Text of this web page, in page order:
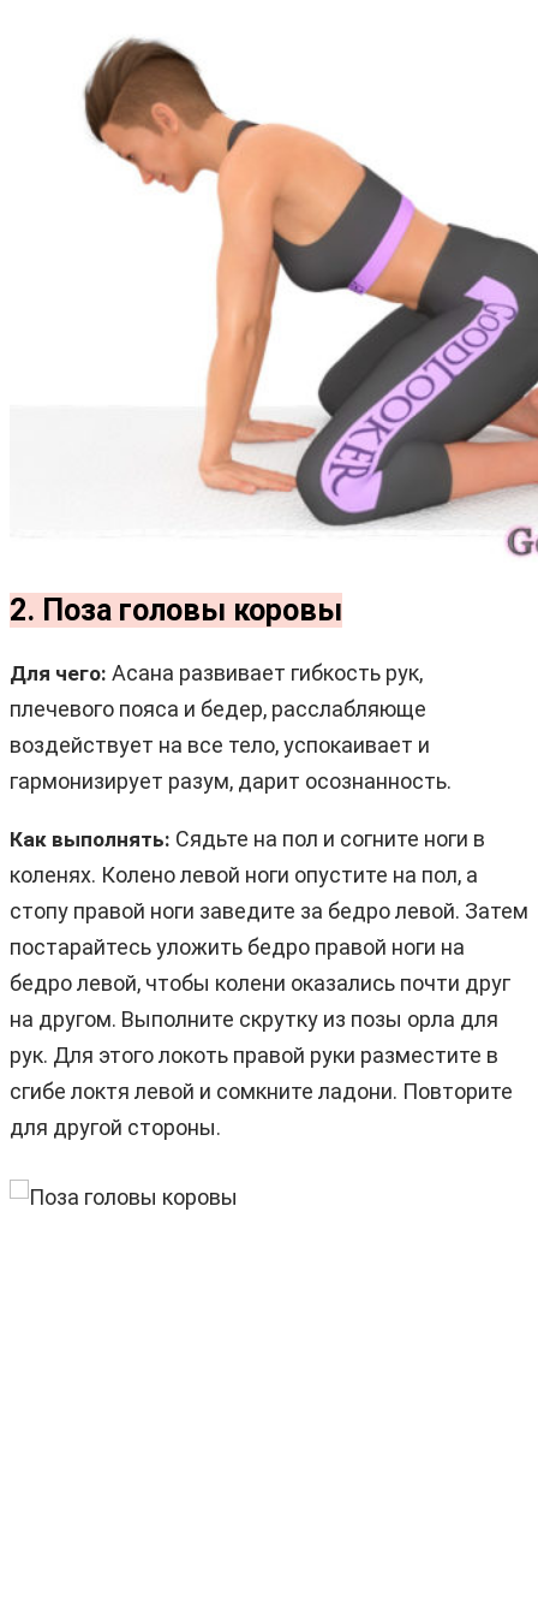
2. Поза головы коровы
Для чего: Асана развивает гибкость рук,
плечевого пояса и бедер, расслабляюще
воздействует на все тело, успокаивает и
гармонизирует разум, дарит осознанность.
Как выполнять: Сядьте на пол и согните ноги в
коленях. Колено левой ноги опустите на пол, а
стопу правой ноги заведите за бедро левой. Затем
постарайтесь уложить бедро правой ноги на
бедро левой, чтобы колени оказались почти друг
на другом. Выполните скрутку из позы орла для
рук. Для этого локоть правой руки разместите в
сгибе локтя левой и сомкните ладони. Повторите
для другой стороны.